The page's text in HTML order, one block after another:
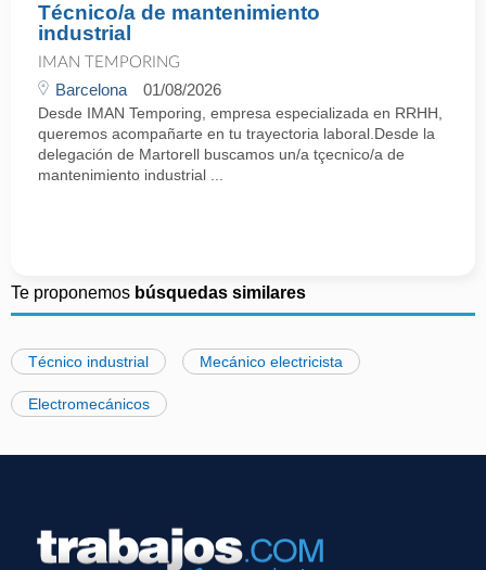
Técnico/a de mantenimiento
industrial
IMAN TEMPORING
Barcelona 01/08/2026
Desde IMAN Temporing, empresa especializada en RRHH,
queremos acompañarte en tu trayectoria laboral.Desde la
delegación de Martorell buscamos un/a tçecnico/a de
mantenimiento industrial ...
Te proponemos búsquedas similares
Técnico industrial Mecánico electricista
Electromecánicos